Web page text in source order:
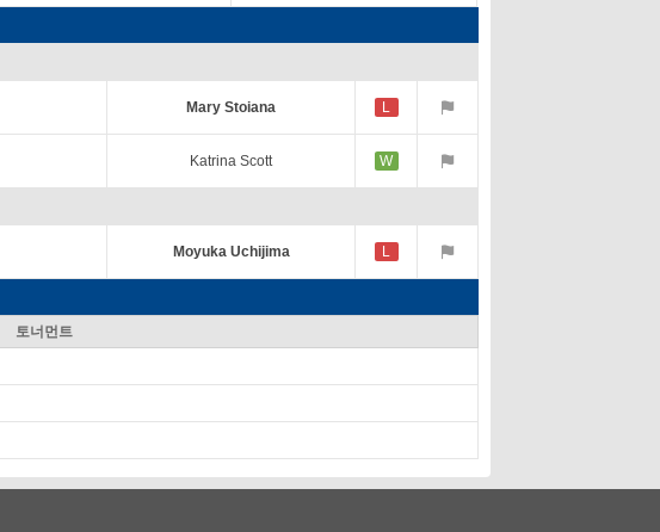
Mary Stoiana L
Katrina Scott W
Moyuka Uchijima L
토너먼트